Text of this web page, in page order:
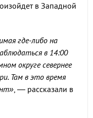
в Западной
где-либо на
в 14:00
округе севернее
Там в это время
, — рассказали в